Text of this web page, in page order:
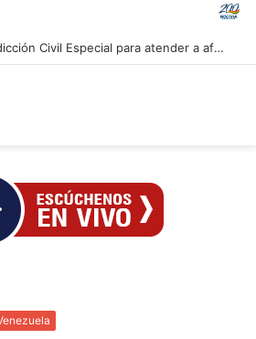
Lamentan salida de Chile del Movimiento de Países No Alineados